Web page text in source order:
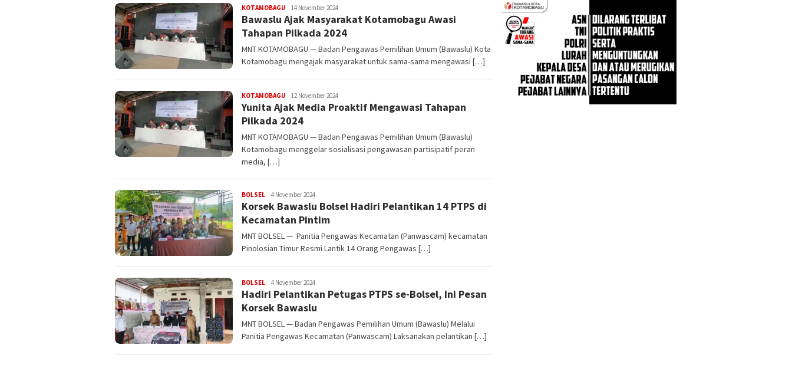
KOTAMOBAGU Demsi
Laluas
14 November 2024
Bawaslu Ajak Masyarakat Kotamobagu Awasi
Tahapan Pilkada 2024
MNT KOTAMOBAGU — Badan Pengawas Pemilihan Umum (Bawaslu) Kota
Kotamobagu mengajak masyarakat untuk sama-sama mengawasi […]
KOTAMOBAGU Demsi
Laluas
12 November 2024
Yunita Ajak Media Proaktif Mengawasi Tahapan
Pilkada 2024
MNT KOTAMOBAGU — Badan Pengawas Pemilihan Umum (Bawaslu)
Kotamobagu menggelar sosialisasi pengawasan partisipatif peran
media, […]
BOLSEL Demsi
Laluas
4 November 2024
Korsek Bawaslu Bolsel Hadiri Pelantikan 14 PTPS di
Kecamatan Pintim
MNT BOLSEL — Panitia Pengawas Kecamatan (Panwascam) kecamatan
Pinolosian Timur Resmi Lantik 14 Orang Pengawas […]
BOLSEL Demsi
Laluas
4 November 2024
Hadiri Pelantikan Petugas PTPS se-Bolsel, Ini Pesan
Korsek Bawaslu
MNT BOLSEL — Badan Pengawas Pemilihan Umum (Bawaslu) Melalui
Panitia Pengawas Kecamatan (Panwascam) Laksanakan pelantikan […]